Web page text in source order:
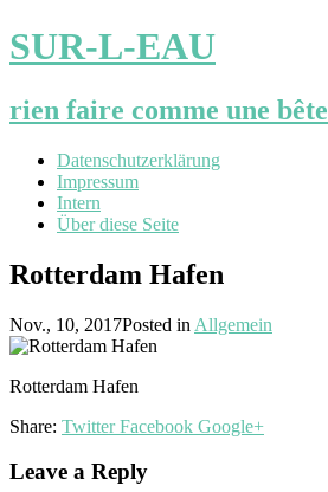
SUR-L-EAU
rien faire comme une bête
Datenschutzerklärung
Impressum
Intern
Über diese Seite
Rotterdam Hafen
Nov., 10, 2017Posted in Allgemein
Rotterdam Hafen
Share: Twitter Facebook Google+
Leave a Reply